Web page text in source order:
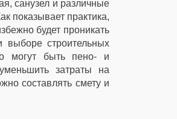
санузел и различные
показывает практика,
будет проникать
строительных
могут быть пено- и
затраты на
составлять смету и